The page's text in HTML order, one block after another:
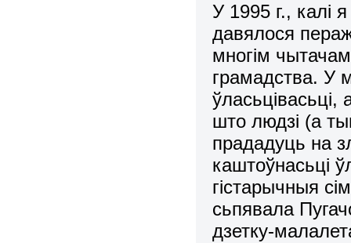
У 1995 г.,
давялося
многім
грамадства. У
што людзі (а
прададуць на
каштоўнасьці
гістарычныя
сьпявала
дзетку-